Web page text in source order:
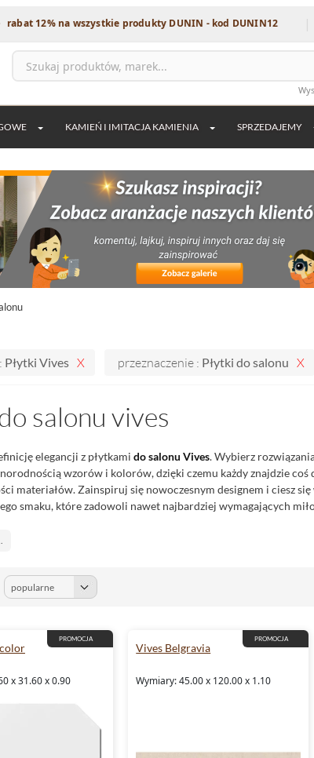
na wszystkie produkty DUNIN - kod DUNIN12 |
KAMIEŃ I IMITACJA KAMIENIA SPRZEDAJEMY
Płytki Vives przeznaczenie : Płytki do salonu
salonu vives
elegancji z płytkami do salonu Vives. Wybierz
wzorów i kolorów, dzięki czemu każdy znajdzie
materiałów. Zainspiruj się nowoczesnym designem i ciesz
smaku, które zadowoli nawet najbardziej wymagających
PROMOCJA
x 31.60 x 0.90
PROMOCJA
Vives Belgravia
Wymiary: 45.00 x 120.00 x 1.10